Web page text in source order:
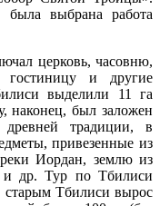
была выбрана работа
церковь, часовню,
гостиницу и другие
выделили 11 га
наконец, был заложен
традиции, в
привезенные из
Иордан, землю из
и др. Тур по Тбилиси
старым Тбилиси вырос